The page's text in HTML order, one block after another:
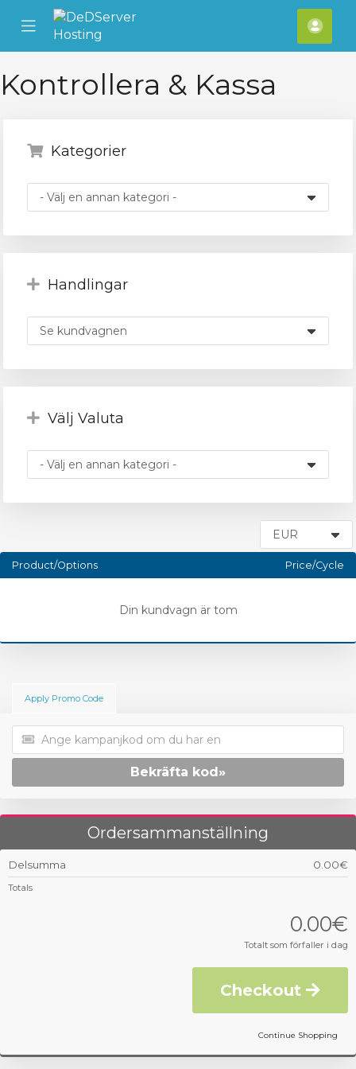
Mobile
Menu
Kontrollera & Kassa
Kategorier
Handlingar
Välj Valuta
Product/Options Price/Cycle
Din kundvagn är tom
Apply Promo Code
Bekräfta kod»
Ordersammanställning
Delsumma 0.00€
Totals
0.00€
Totalt som förfaller i dag
Checkout
Continue Shopping